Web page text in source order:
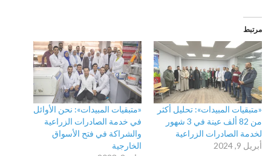
مرتبط
«متبقيات المبيدات»: تحليل أكثر
من 82 ألف عينة في 3 شهور
لخدمة الصادرات الزراعية
أبريل 9, 2024
«متبقيات المبيدات»: نحن الأوائل
في خدمة الصادرات الزراعية
والشراكة في فتح الأسواق
الخارجية